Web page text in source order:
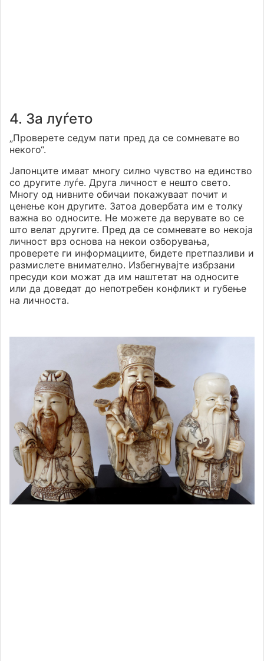
4. За луѓето
„Проверете седум пати пред да се сомневате во
некого“.
Јапонците имаат многу силно чувство на единство
со другите луѓе. Друга личност е нешто свето.
Многу од нивните обичаи покажуваат почит и
ценење кон другите. Затоа довербата им е толку
важна во односите. Не можете да верувате во се
што велат другите. Пред да се сомневате во некоја
личност врз основа на некои озборувања,
проверете ги информациите, бидете претпазливи и
размислете внимателно. Избегнувајте избрзани
пресуди кои можат да им наштетат на односите
или да доведат до непотребен конфликт и губење
на личноста.